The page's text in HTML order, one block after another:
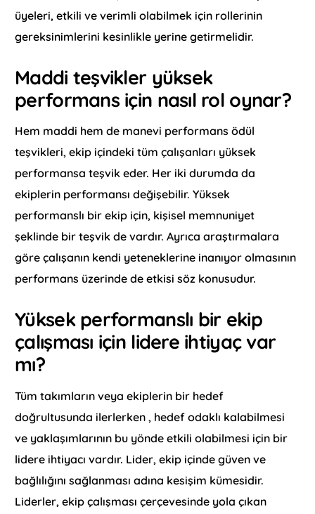
üyeleri, etkili ve verimli olabilmek için rollerinin
gereksinimlerini kesinlikle yerine getirmelidir.
Maddi teşvikler yüksek
performans için nasıl rol oynar?
Hem maddi hem de manevi performans ödül
teşvikleri, ekip içindeki tüm çalışanları yüksek
performansa teşvik eder. Her iki durumda da
ekiplerin performansı değişebilir. Yüksek
performanslı bir ekip için, kişisel memnuniyet
şeklinde bir teşvik de vardır. Ayrıca araştırmalara
göre çalışanın kendi yeteneklerine inanıyor olmasının
performans üzerinde de etkisi söz konusudur.
Yüksek performanslı bir ekip
çalışması için lidere ihtiyaç var
mı?
Tüm takımların veya ekiplerin bir hedef
doğrultusunda ilerlerken , hedef odaklı kalabilmesi
ve yaklaşımlarının bu yönde etkili olabilmesi için bir
lidere ihtiyacı vardır. Lider, ekip içinde güven ve
bağlılığını sağlanması adına kesişim kümesidir.
Liderler, ekip çalışması çerçevesinde yola çıkan